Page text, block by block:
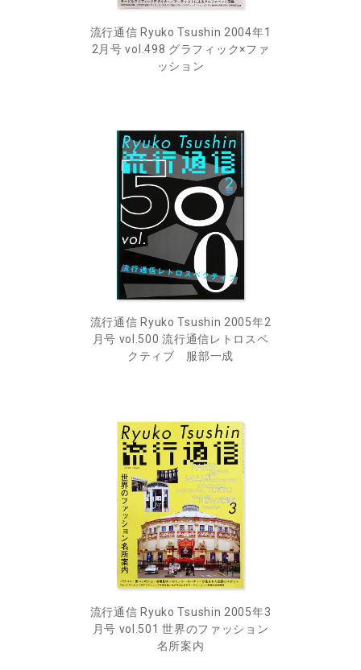
流行通信 Ryuko Tsushin 2004年1
2月号 vol.498 グラフィック×ファ
ッション
流行通信 Ryuko Tsushin 2005年2
月号 vol.500 流行通信レトロスペ
クティブ 服部一成
流行通信 Ryuko Tsushin 2005年3
月号 vol.501 世界のファッション
名所案内